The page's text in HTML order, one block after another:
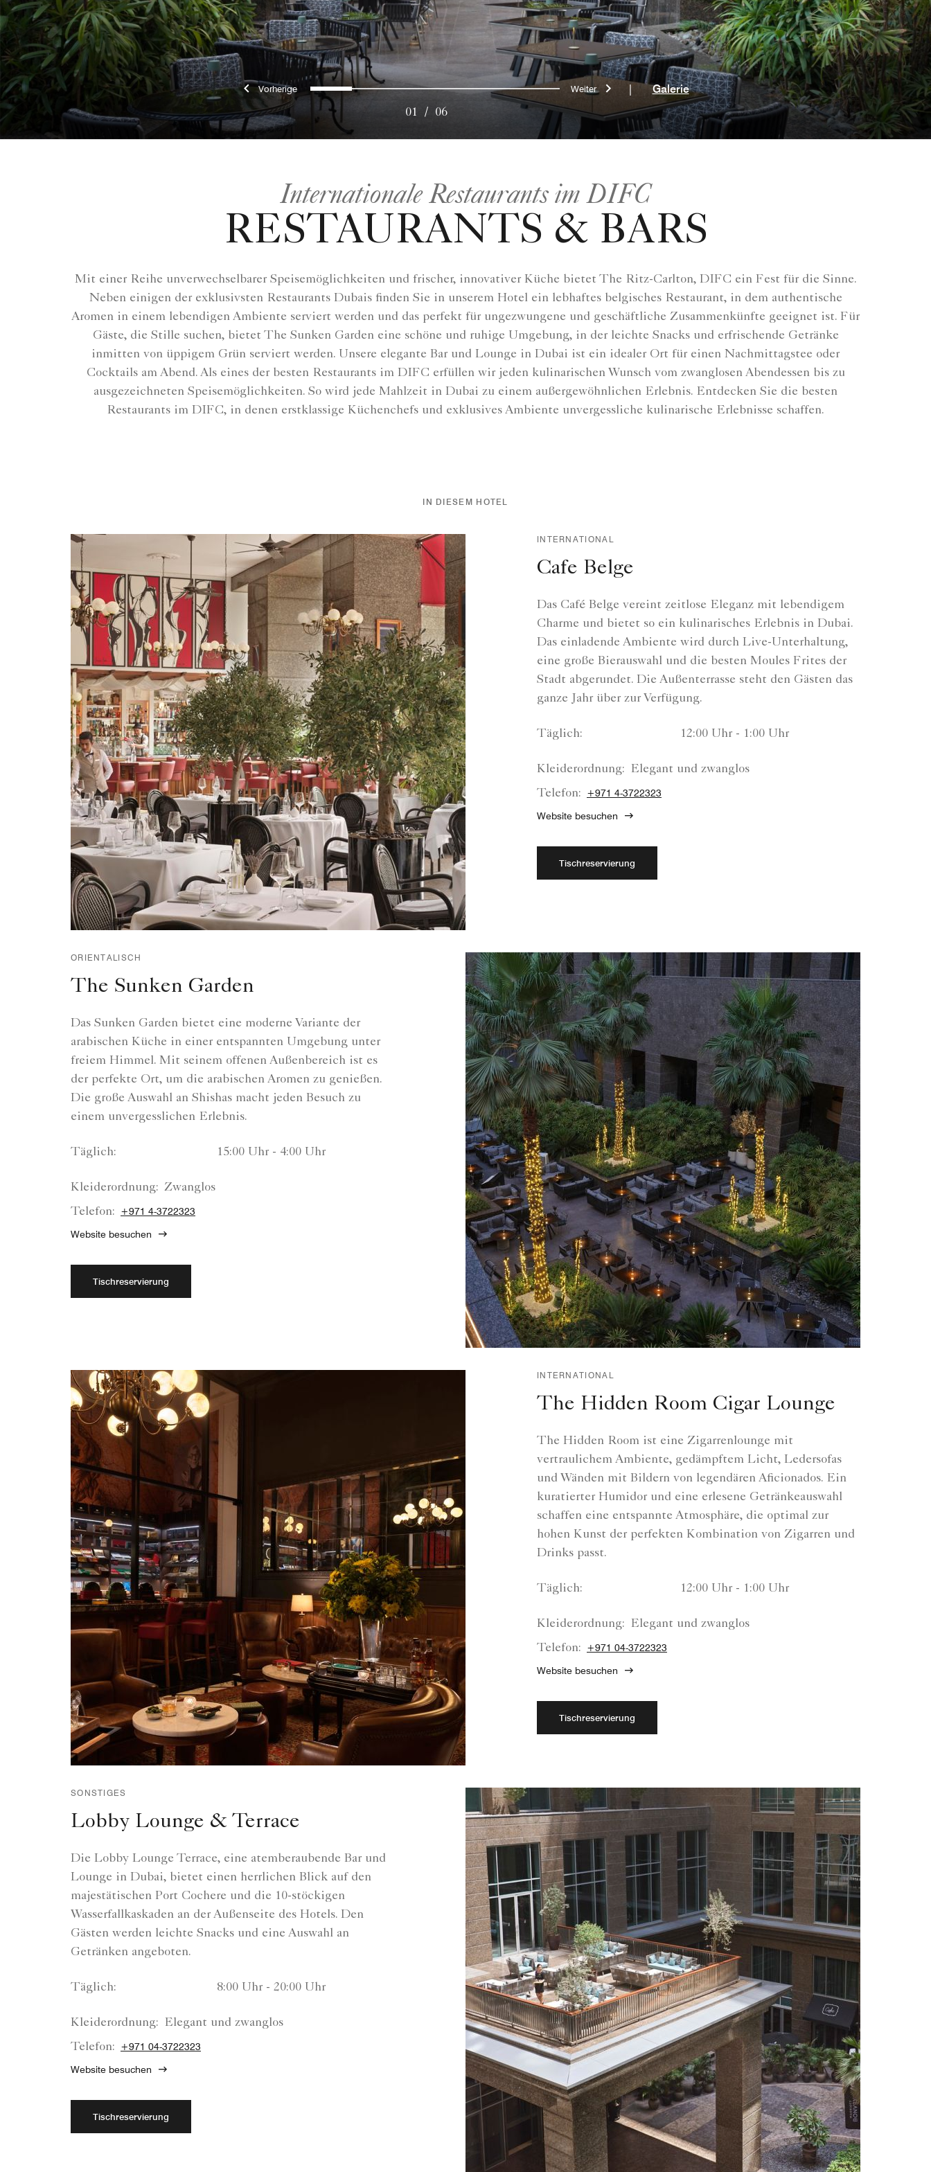
Vorherige
0 1 2 3 4 5 Weiter
01 / 06
Galerie
Internationale Restaurants im DIFC
RESTAURANTS & BARS
Mit einer Reihe unverwechselbarer Speisemöglichkeiten und frischer, innovativer Küche bietet The Ritz-Carlton, DIFC ein Fest für die Sinne.
Neben einigen der exklusivsten Restaurants Dubais finden Sie in unserem Hotel ein lebhaftes belgisches Restaurant, in dem authentische
Aromen in einem lebendigen Ambiente serviert werden und das perfekt für ungezwungene und geschäftliche Zusammenkünfte geeignet ist. Für
Gäste, die Stille suchen, bietet The Sunken Garden eine schöne und ruhige Umgebung, in der leichte Snacks und erfrischende Getränke
inmitten von üppigem Grün serviert werden. Unsere elegante Bar und Lounge in Dubai ist ein idealer Ort für einen Nachmittagstee oder
Cocktails am Abend. Als eines der besten Restaurants im DIFC erfüllen wir jeden kulinarischen Wunsch vom zwanglosen Abendessen bis zu
ausgezeichneten Speisemöglichkeiten. So wird jede Mahlzeit in Dubai zu einem außergewöhnlichen Erlebnis. Entdecken Sie die besten
Restaurants im DIFC, in denen erstklassige Küchenchefs und exklusives Ambiente unvergessliche kulinarische Erlebnisse schaffen.
IN DIESEM HOTEL
INTERNATIONAL
Cafe Belge
Das Café Belge vereint zeitlose Eleganz mit lebendigem
Charme und bietet so ein kulinarisches Erlebnis in Dubai.
Das einladende Ambiente wird durch Live-Unterhaltung,
eine große Bierauswahl und die besten Moules Frites der
Stadt abgerundet. Die Außenterrasse steht den Gästen das
ganze Jahr über zur Verfügung.
Täglich: 12:00 Uhr - 1:00 Uhr
Kleiderordnung:
Elegant und zwanglos
Telefon:
+971 4-3722323
Website besuchen
Tischreservierung
ORIENTALISCH
The Sunken Garden
Das Sunken Garden bietet eine moderne Variante der
arabischen Küche in einer entspannten Umgebung unter
freiem Himmel. Mit seinem offenen Außenbereich ist es
der perfekte Ort, um die arabischen Aromen zu genießen.
Die große Auswahl an Shishas macht jeden Besuch zu
einem unvergesslichen Erlebnis.
Täglich: 15:00 Uhr - 4:00 Uhr
Kleiderordnung: Zwanglos
Telefon:
+971 4-3722323
Website besuchen
Tischreservierung
INTERNATIONAL
The Hidden Room Cigar Lounge
The Hidden Room ist eine Zigarrenlounge mit
vertraulichem Ambiente, gedämpftem Licht, Ledersofas
und Wänden mit Bildern von legendären Aficionados. Ein
kuratierter Humidor und eine erlesene Getränkeauswahl
schaffen eine entspannte Atmosphäre, die optimal zur
hohen Kunst der perfekten Kombination von Zigarren und
Drinks passt.
Täglich: 12:00 Uhr - 1:00 Uhr
Kleiderordnung:
Elegant und zwanglos
Telefon:
+971 04-3722323
Website besuchen
Tischreservierung
SONSTIGES
Lobby Lounge & Terrace
Die Lobby Lounge Terrace, eine atemberaubende Bar und
Lounge in Dubai, bietet einen herrlichen Blick auf den
majestätischen Port Cochere und die 10-stöckigen
Wasserfallkaskaden an der Außenseite des Hotels. Den
Gästen werden leichte Snacks und eine Auswahl an
Getränken angeboten.
Täglich: 8:00 Uhr - 20:00 Uhr
Kleiderordnung:
Elegant und zwanglos
Telefon:
+971 04-3722323
Website besuchen
Tischreservierung